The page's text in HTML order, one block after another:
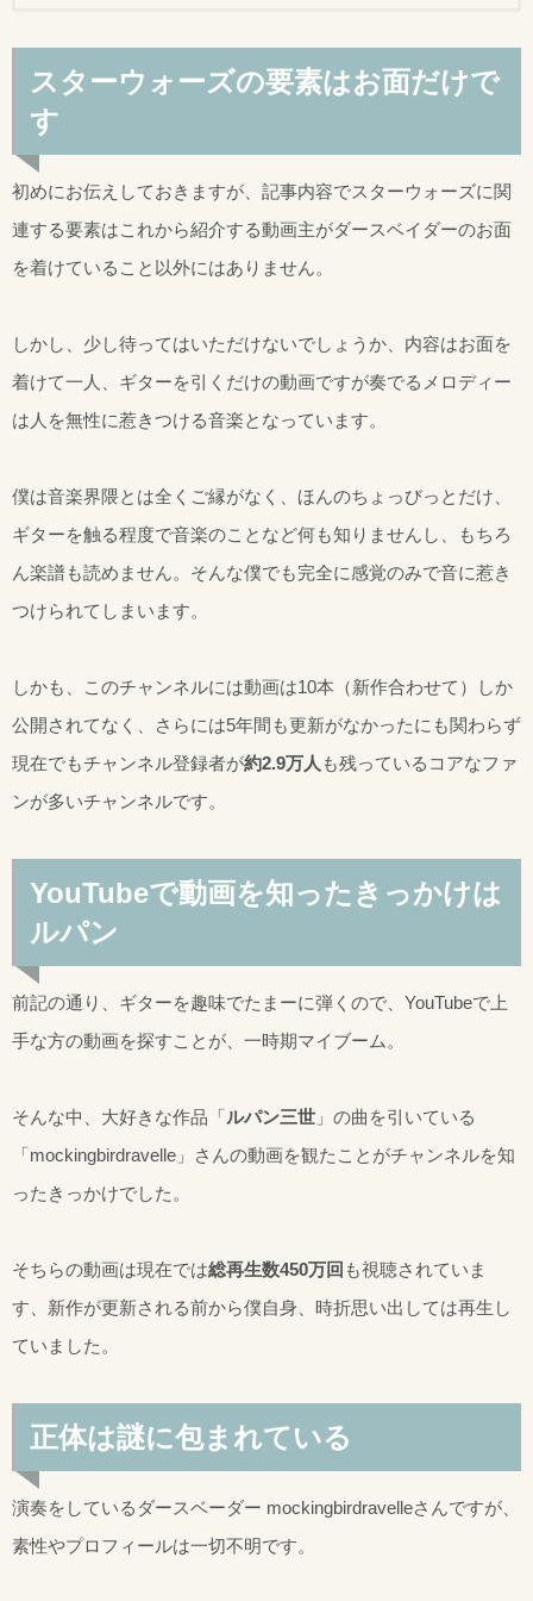
スターウォーズの要素はお面だけで
す
初めにお伝えしておきますが、記事内容でスターウォーズに関
連する要素はこれから紹介する動画主がダースベイダーのお面
を着けていること以外にはありません。
しかし、少し待ってはいただけないでしょうか、内容はお面を
着けて一人、ギターを引くだけの動画ですが奏でるメロディー
は人を無性に惹きつける音楽となっています。
僕は音楽界隈とは全くご縁がなく、ほんのちょっびっとだけ、
ギターを触る程度で音楽のことなど何も知りませんし、もちろ
ん楽譜も読めません。そんな僕でも完全に感覚のみで音に惹き
つけられてしまいます。
しかも、このチャンネルには動画は10本（新作合わせて）しか
公開されてなく、さらには5年間も更新がなかったにも関わらず
現在でもチャンネル登録者が約2.9万人 も残っているコアなファ
ンが多いチャンネルです。
YouTubeで動画を知ったきっかけは
ルパン
前記の通り、ギターを趣味でたまーに弾くので、YouTubeで上
手な方の動画を探すことが、一時期マイブーム。
そんな中、大好きな作品「ルパン三世 」の曲を引いている
「mockingbirdravelle」さんの動画を観たことがチャンネルを知
ったきっかけでした。
そちらの動画は現在では総再生数450万回 も視聴されていま
す、新作が更新される前から僕自身、時折思い出しては再生し
ていました。
正体は謎に包まれている
演奏をしているダースベーダー mockingbirdravelleさんですが、
素性やプロフィールは一切不明です。